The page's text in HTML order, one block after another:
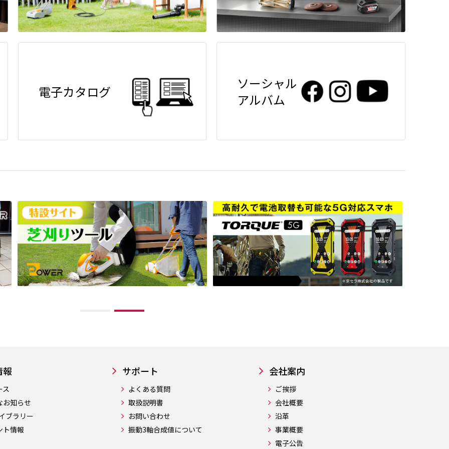
電子カタログ
ソーシャル
アルバム
報
ス
お知らせ
ブラリー
ト情報
サポート
よくある質問
取扱説明書
お問い合わせ
振動3軸合成値について
会社案内
ご挨拶
会社概要
沿革
事業概要
電子公告